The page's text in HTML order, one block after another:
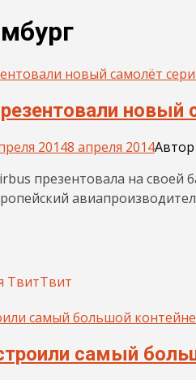
20148 апреля 2014Автор
презентовала на своей
ТвитТвит
самый